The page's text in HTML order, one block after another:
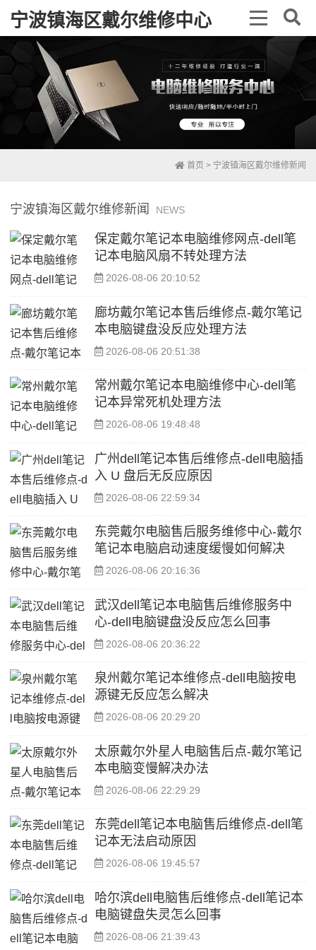
宁波镇海区戴尔维修中心
首页 > 宁波镇海区戴尔维修新闻
宁波镇海区戴尔维修新闻 NEWS
保定戴尔笔记本电脑维修网点-dell笔
记本电脑风扇不转处理方法
2026-08-06 20:10:52
廊坊戴尔笔记本售后维修点-戴尔笔记
本电脑键盘没反应处理方法
2026-08-06 20:51:38
常州戴尔笔记本电脑维修中心-dell笔
记本异常死机处理方法
2026-08-06 19:48:48
广州dell笔记本售后维修点-dell电脑插
入 U 盘后无反应原因
2026-08-06 22:59:34
东莞戴尔电脑售后服务维修中心-戴尔
笔记本电脑启动速度缓慢如何解决
2026-08-06 20:16:36
武汉dell笔记本电脑售后维修服务中
心-dell电脑键盘没反应怎么回事
2026-08-06 20:36:22
泉州戴尔笔记本维修点-dell电脑按电
源键无反应怎么解决
2026-08-06 20:29:20
太原戴尔外星人电脑售后点-戴尔笔记
本电脑变慢解决办法
2026-08-06 22:29:29
东莞dell笔记本电脑售后维修点-dell笔
记本无法启动原因
2026-08-06 19:45:57
哈尔滨dell电脑售后维修点-dell笔记本
电脑键盘失灵怎么回事
2026-08-06 21:39:43